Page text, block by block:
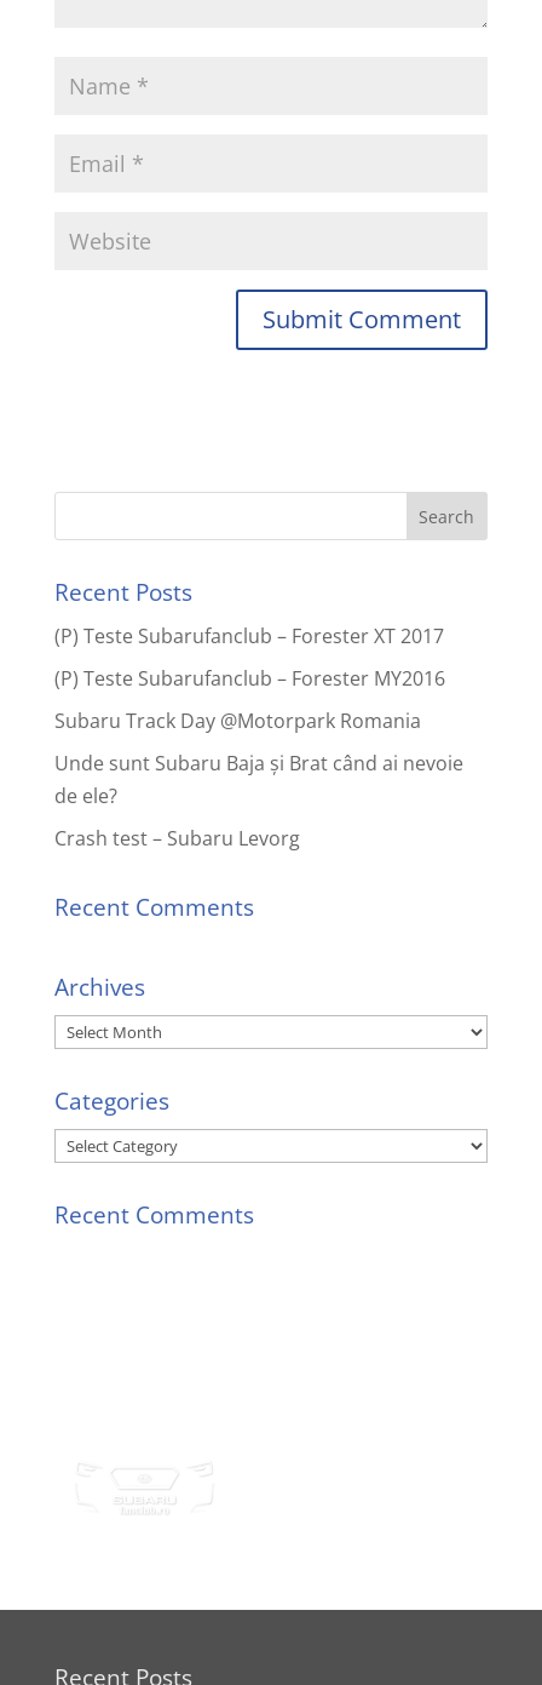
Recent Posts
(P) Teste Subarufanclub – Forester XT 2017
(P) Teste Subarufanclub – Forester MY2016
Subaru Track Day @Motorpark Romania
Unde sunt Subaru Baja și Brat când ai nevoie
de ele?
Crash test – Subaru Levorg
Recent Comments
Archives
Archives
Categories
Categories
Recent Comments
Recent Posts